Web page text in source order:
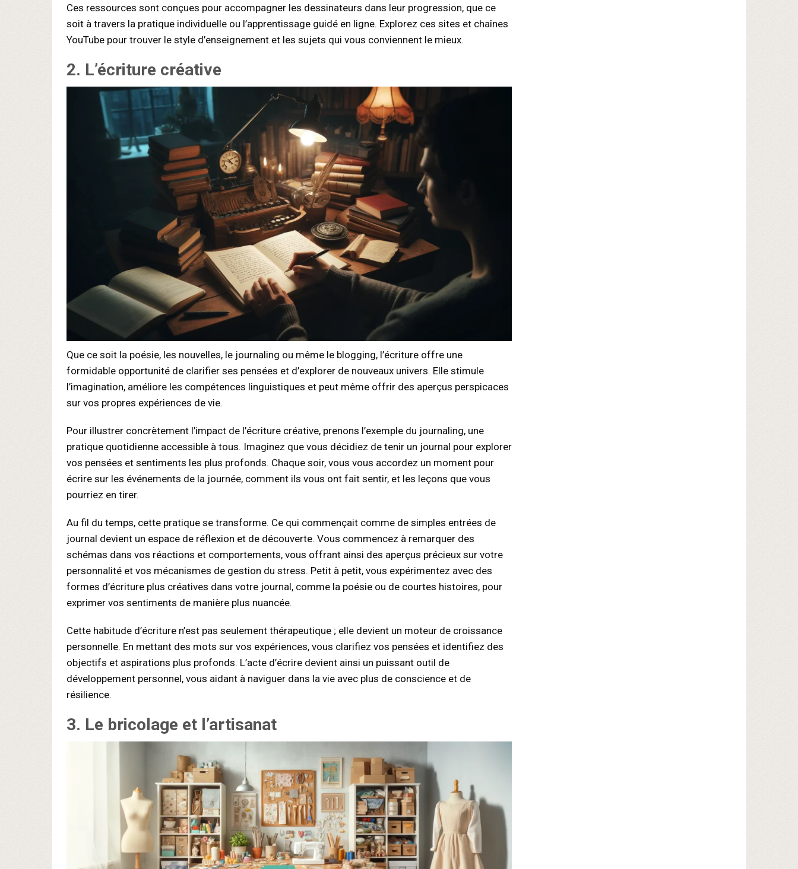
Ces ressources sont conçues pour accompagner les dessinateurs dans leur progression, que ce
soit à travers la pratique individuelle ou l’apprentissage guidé en ligne. Explorez ces sites et chaînes
YouTube pour trouver le style d’enseignement et les sujets qui vous conviennent le mieux.
2. L’écriture créative
Que ce soit la poésie, les nouvelles, le journaling ou même le blogging, l’écriture offre une
formidable opportunité de clarifier ses pensées et d’explorer de nouveaux univers. Elle stimule
l’imagination, améliore les compétences linguistiques et peut même offrir des aperçus perspicaces
sur vos propres expériences de vie.
Pour illustrer concrètement l’impact de l’écriture créative, prenons l’exemple du journaling, une
pratique quotidienne accessible à tous. Imaginez que vous décidiez de tenir un journal pour explorer
vos pensées et sentiments les plus profonds. Chaque soir, vous vous accordez un moment pour
écrire sur les événements de la journée, comment ils vous ont fait sentir, et les leçons que vous
pourriez en tirer.
Au fil du temps, cette pratique se transforme. Ce qui commençait comme de simples entrées de
journal devient un espace de réflexion et de découverte. Vous commencez à remarquer des
schémas dans vos réactions et comportements, vous offrant ainsi des aperçus précieux sur votre
personnalité et vos mécanismes de gestion du stress. Petit à petit, vous expérimentez avec des
formes d’écriture plus créatives dans votre journal, comme la poésie ou de courtes histoires, pour
exprimer vos sentiments de manière plus nuancée.
Cette habitude d’écriture n’est pas seulement thérapeutique ; elle devient un moteur de croissance
personnelle. En mettant des mots sur vos expériences, vous clarifiez vos pensées et identifiez des
objectifs et aspirations plus profonds. L’acte d’écrire devient ainsi un puissant outil de
développement personnel, vous aidant à naviguer dans la vie avec plus de conscience et de
résilience.
3. Le bricolage et l’artisanat